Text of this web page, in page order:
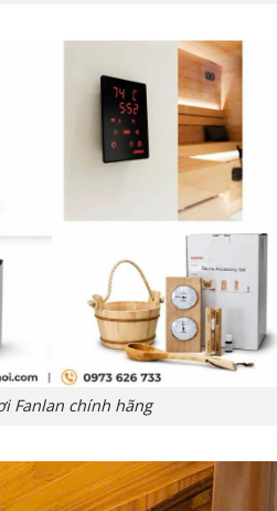
Fanlan chính hãng